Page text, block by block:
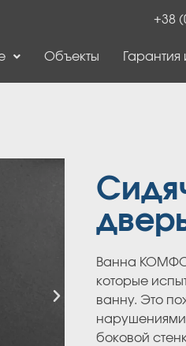
+38
Объекты
Ванна
которые
ванну. Это
нарушениями
боковой